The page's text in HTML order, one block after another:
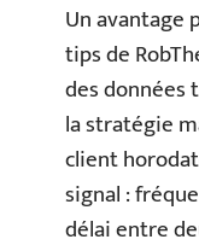
Un avantage
tips de
des données
la stratégie
client
signal :
délai entre